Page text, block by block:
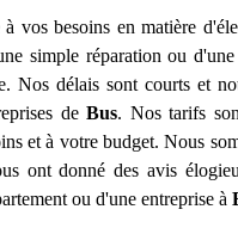
vos besoins en matière
simple réparation ou
délais sont courts et
deBus. Nos tarifs
et à votre budget. Nous
ont donné des avis
ou d'une entreprise à